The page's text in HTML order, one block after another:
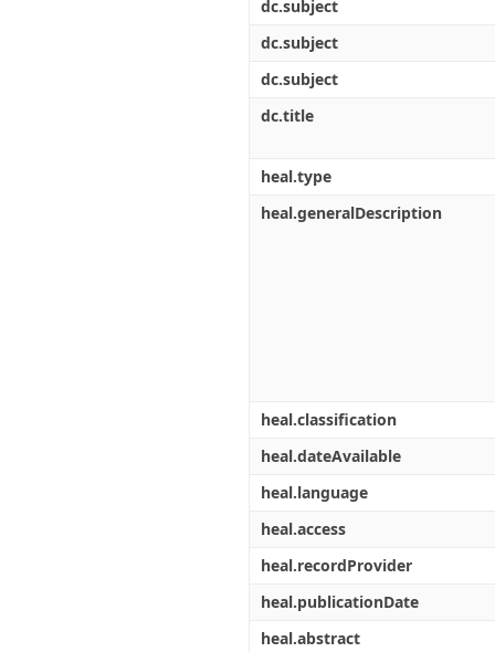
dc.subject
dc.subject
dc.subject
dc.title
heal.type
heal.generalDescription
heal.classification
heal.dateAvailable
heal.language
heal.access
heal.recordProvider
heal.publicationDate
heal.abstract